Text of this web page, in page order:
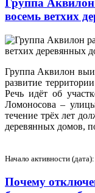
Группа Аквилон
восемь ветхих
Группа Аквилон
развитие
Речь идёт об
Ломоносова –
течение трёх лет
деревянных домов,
Начало активности
Почему